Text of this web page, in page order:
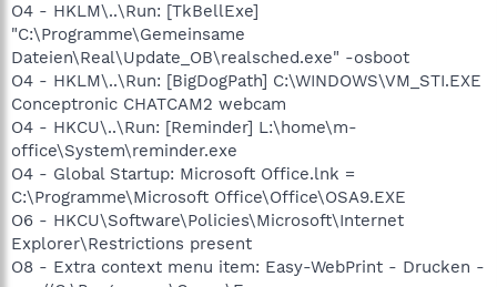
O4 - HKLM\..\Run: [TkBellExe]
"C:\Programme\Gemeinsame
Dateien\Real\Update_OB\realsched.exe" -osboot
O4 - HKLM\..\Run: [BigDogPath] C:\WINDOWS\VM_STI.EXE
Conceptronic CHATCAM2 webcam
O4 - HKCU\..\Run: [Reminder] L:\home\m-
office\System\reminder.exe
O4 - Global Startup: Microsoft Office.lnk =
C:\Programme\Microsoft Office\Office\OSA9.EXE
O6 - HKCU\Software\Policies\Microsoft\Internet
Explorer\Restrictions present
O8 - Extra context menu item: Easy-WebPrint - Drucken -